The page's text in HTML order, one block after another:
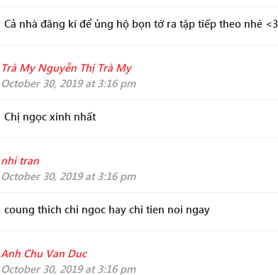
Cả nhà đăng kí để ủng hộ bọn tớ ra tập tiếp theo nhé <3
Trà My Nguyễn Thị Trà My
October 30, 2019 at 3:16 pm
Chị ngọc xinh nhất
nhi tran
October 30, 2019 at 3:16 pm
coung thich chi ngoc hay chi tien noi ngay
Anh Chu Van Duc
October 30, 2019 at 3:16 pm